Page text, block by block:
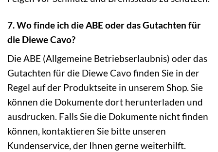
7. Wo finde ich die ABE oder das Gutachten für
die Diewe Cavo?
Die ABE (Allgemeine Betriebserlaubnis) oder das
Gutachten für die Diewe Cavo finden Sie in der
Regel auf der Produktseite in unserem Shop. Sie
können die Dokumente dort herunterladen und
ausdrucken. Falls Sie die Dokumente nicht finden
können, kontaktieren Sie bitte unseren
Kundenservice, der Ihnen gerne weiterhilft.